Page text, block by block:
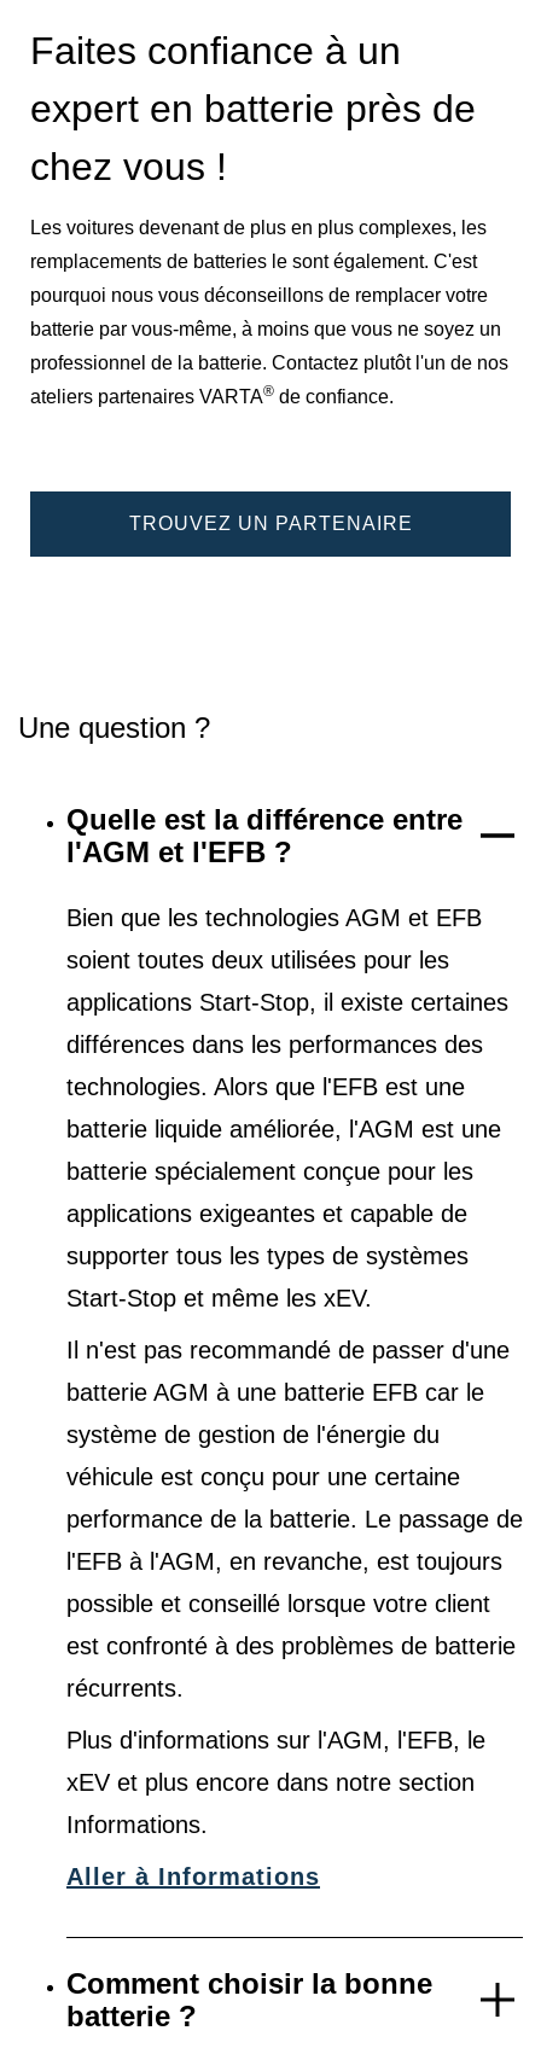
Faites confiance à un
expert en batterie près de
chez vous !
Les voitures devenant de plus en plus complexes, les
remplacements de batteries le sont également. C'est
pourquoi nous vous déconseillons de remplacer votre
batterie par vous-même, à moins que vous ne soyez un
professionnel de la batterie. Contactez plutôt l'un de nos
ateliers partenaires VARTA® de confiance.
TROUVEZ UN PARTENAIRE
Une question ?
Quelle est la différence entre
l'AGM et l'EFB ?
Bien que les technologies AGM et EFB
soient toutes deux utilisées pour les
applications Start-Stop, il existe certaines
différences dans les performances des
technologies. Alors que l'EFB est une
batterie liquide améliorée, l'AGM est une
batterie spécialement conçue pour les
applications exigeantes et capable de
supporter tous les types de systèmes
Start-Stop et même les xEV.
Il n'est pas recommandé de passer d'une
batterie AGM à une batterie EFB car le
système de gestion de l'énergie du
véhicule est conçu pour une certaine
performance de la batterie. Le passage de
l'EFB à l'AGM, en revanche, est toujours
possible et conseillé lorsque votre client
est confronté à des problèmes de batterie
récurrents.
Plus d'informations sur l'AGM, l'EFB, le
xEV et plus encore dans notre section
Informations.
Aller à Informations
Comment choisir la bonne
batterie ?